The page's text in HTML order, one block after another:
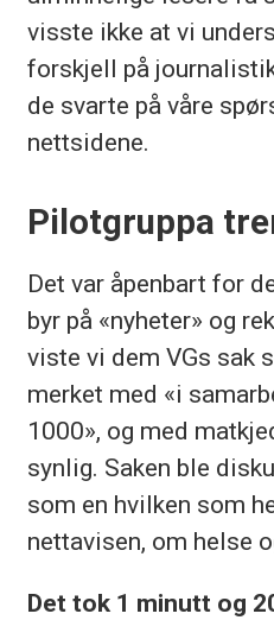
visste ikke at vi
forskjell på
de svarte på våre
nettsidene.
Pilotgruppa
Det var åpenbart for
byr på «nyheter» og
viste vi dem VGs sak
merket med «i
1000», og med
synlig. Saken ble
som en hvilken som
nettavisen, om helse
Det tok 1 minutt og